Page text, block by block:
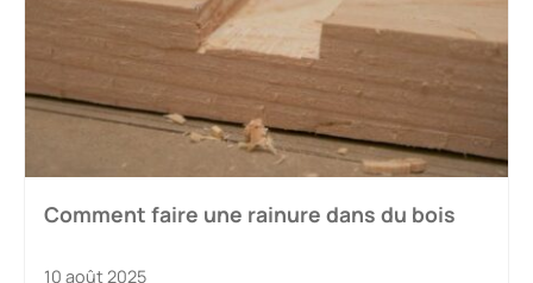
Comment faire une rainure dans du bois
10 août 2025